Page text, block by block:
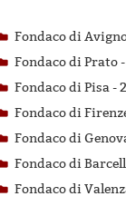
Fondaco di
Fondaco di Prato -
Fondaco di Pisa -
Fondaco di
Fondaco di
Fondaco di
Fondaco di